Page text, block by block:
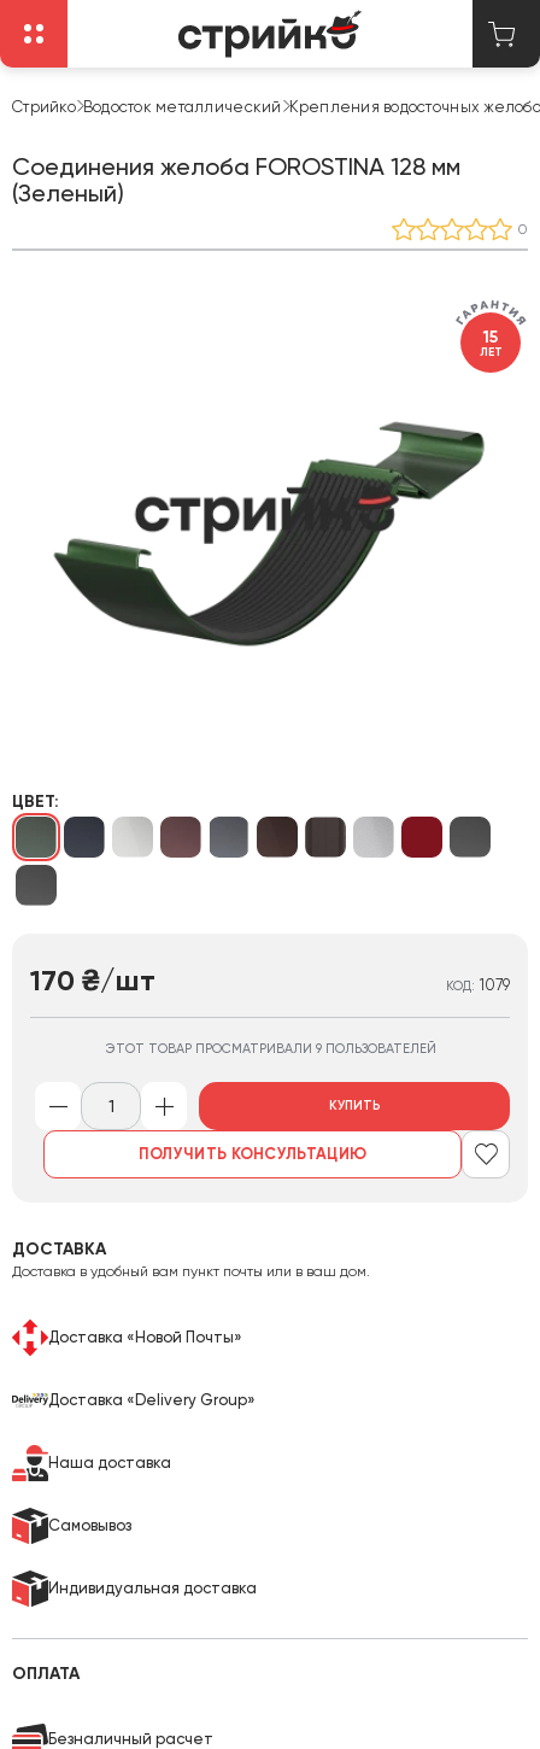
Стрийко Водосток металлический Крепления водосточных
Соединения желоба FOROSTINA 128 мм
(Зеленый)
0
15
ЛЕТ
ЦВЕТ:
170 ₴/шт КОД: 1079
ЭТОТ ТОВАР ПРОСМАТРИВАЛИ 9 ПОЛЬЗОВАТЕЛЕЙ
КУПИТЬ
ПОЛУЧИТЬ КОНСУЛЬТАЦИЮ
ДОСТАВКА
Доставка в удобный вам пункт почты или в ваш дом.
Доставка «Новой Почты»
Доставка «Delivery Group»
Наша доставка
Самовывоз
Индивидуальная доставка
ОПЛАТА
Безналичный расчет